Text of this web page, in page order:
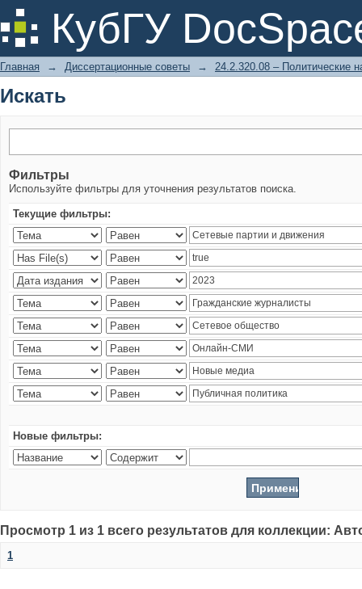
КубГУ
Искать
Главная → Диссертационные советы → 24.2.320.08 – Политические
Искать
Фильтры
Используйте фильтры для уточнения результатов поиска.
Текущие фильтры:
Новые фильтры:
Просмотр 1 из 1 всего результатов для коллекции:
1